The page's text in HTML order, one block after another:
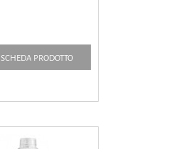
SCHEDA PRODOTTO